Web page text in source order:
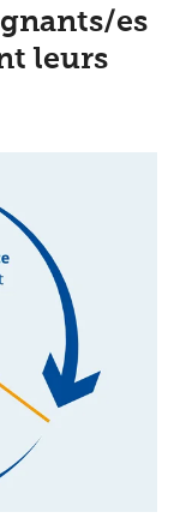
es
leurs